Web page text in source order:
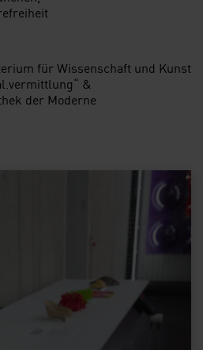
für Wissenschaft und Kunst
&
der Moderne